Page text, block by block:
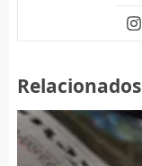
Relacionados